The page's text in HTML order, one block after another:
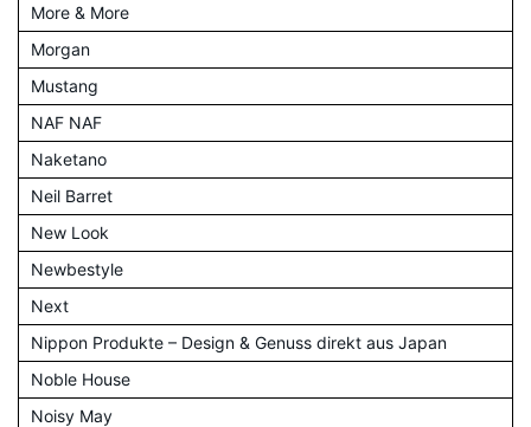
More & More
Morgan
Mustang
NAF NAF
Naketano
Neil Barret
New Look
Newbestyle
Next
Nippon Produkte – Design & Genuss direkt aus Japan
Noble House
Noisy May